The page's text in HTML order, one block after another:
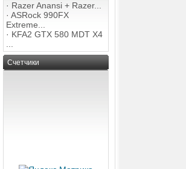
· Razer Anansi + Razer...
· ASRock 990FX
Extreme...
· KFA2 GTX 580 MDT X4
Счетчики